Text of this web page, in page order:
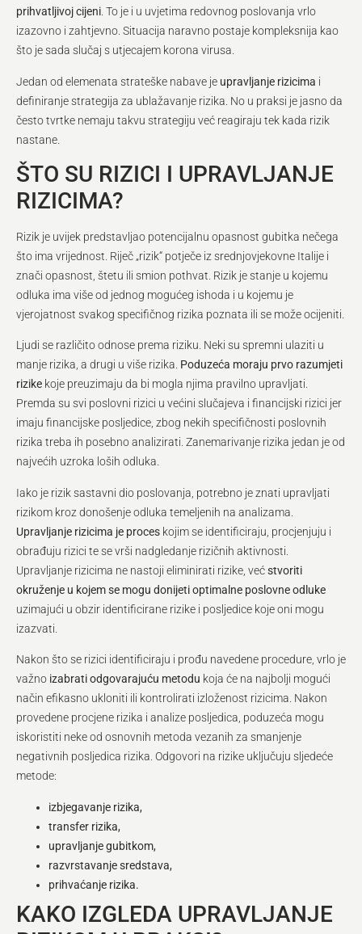
prihvatljivoj cijeni. To je i u uvjetima redovnog poslovanja vrlo
izazovno i zahtjevno. Situacija naravno postaje kompleksnija kao
što je sada slučaj s utjecajem korona virusa.
Jedan od elemenata strateške nabave je upravljanje rizicima i
definiranje strategija za ublažavanje rizika. No u praksi je jasno da
često tvrtke nemaju takvu strategiju već reagiraju tek kada rizik
nastane.
ŠTO SU RIZICI I UPRAVLJANJE
RIZICIMA?
Rizik je uvijek predstavljao potencijalnu opasnost gubitka nečega
što ima vrijednost. Riječ „rizik“ potječe iz srednjovjekovne Italije i
znači opasnost, štetu ili smion pothvat. Rizik je stanje u kojemu
odluka ima više od jednog mogućeg ishoda i u kojemu je
vjerojatnost svakog specifičnog rizika poznata ili se može ocijeniti.
Ljudi se različito odnose prema riziku. Neki su spremni ulaziti u
manje rizika, a drugi u više rizika. Poduzeća moraju prvo razumjeti
rizike koje preuzimaju da bi mogla njima pravilno upravljati.
Premda su svi poslovni rizici u većini slučajeva i financijski rizici jer
imaju financijske posljedice, zbog nekih specifičnosti poslovnih
rizika treba ih posebno analizirati. Zanemarivanje rizika jedan je od
najvećih uzroka loših odluka.
Iako je rizik sastavni dio poslovanja, potrebno je znati upravljati
rizikom kroz donošenje odluka temeljenih na analizama.
Upravljanje rizicima je proces kojim se identificiraju, procjenjuju i
obrađuju rizici te se vrši nadgledanje rizičnih aktivnosti.
Upravljanje rizicima ne nastoji eliminirati rizike, većstvoriti
okruženje u kojem se mogu donijeti optimalne poslovne odluke
uzimajući u obzir identificirane rizike i posljedice koje oni mogu
izazvati.
Nakon što se rizici identificiraju i prođu navedene procedure, vrlo je
važno izabrati odgovarajuću metodu koja će na najbolji mogući
način efikasno ukloniti ili kontrolirati izloženost rizicima. Nakon
provedene procjene rizika i analize posljedica, poduzeća mogu
iskoristiti neke od osnovnih metoda vezanih za smanjenje
negativnih posljedica rizika. Odgovori na rizike uključuju sljedeće
metode:
izbjegavanje rizika,
transfer rizika,
upravljanje gubitkom,
razvrstavanje sredstava,
prihvaćanje rizika.
KAKO IZGLEDA UPRAVLJANJE